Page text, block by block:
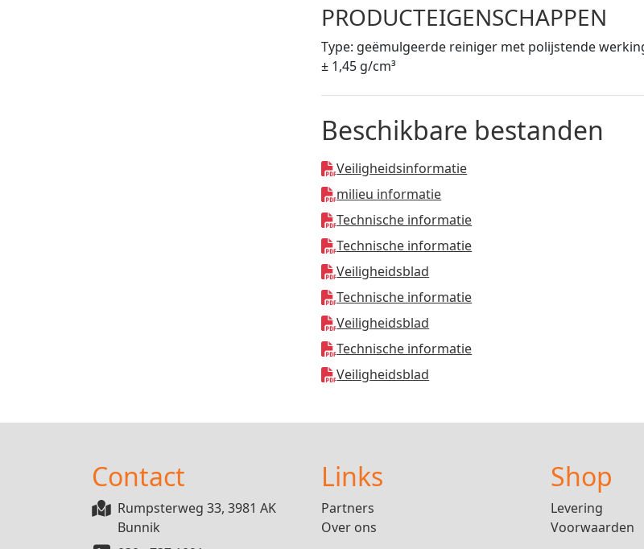
PRODUCTEIGENSCHAPPEN
Type: geëmulgeerde reiniger met polijstende
± 1,45 g/cm³
Beschikbare bestanden
Veiligheidsinformatie
milieu informatie
Technische informatie
Technische informatie
Veiligheidsblad
Technische informatie
Veiligheidsblad
Technische informatie
Veiligheidsblad
Contact
Rumpsterweg 33, 3981 AK
Bunnik
Links
Partners
Over ons
Shop
Levering
Voorwaarden